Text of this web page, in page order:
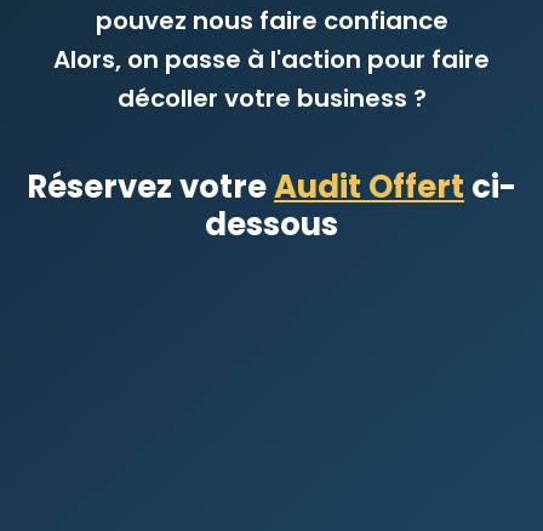
pouvez nous faire confiance
Alors, on passe à l'action pour faire
décoller votre business ?
Réservez votreAudit Offert ci-
dessous